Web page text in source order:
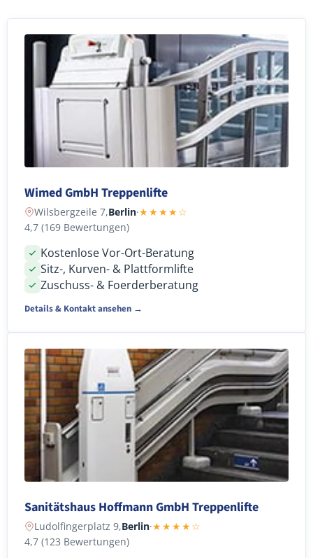
Wimed GmbH Treppenlifte
Wilsbergzeile 7,Berlin·★★★★☆
4,7 (169 Bewertungen)
Kostenlose Vor-Ort-Beratung
Sitz-, Kurven- & Plattformlifte
Zuschuss- & Foerderberatung
Details & Kontakt ansehen →
Sanitätshaus Hoffmann GmbH Treppenlifte
Ludolfingerplatz 9,Berlin·★★★★☆
4,7 (123 Bewertungen)